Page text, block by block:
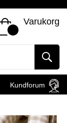
Varukorg
Kundforum